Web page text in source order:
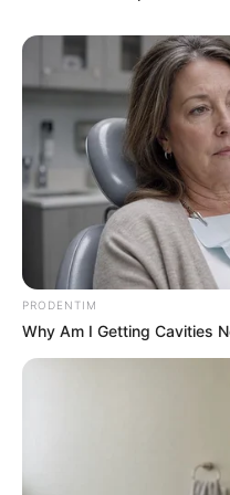
nem lehet figyelmen
legnagyobb kihívás,
számára jelentős
folyamatos
a gazdasági válságok
költségvetésre.
PRODENTIM
Why Am I Getting Cavities